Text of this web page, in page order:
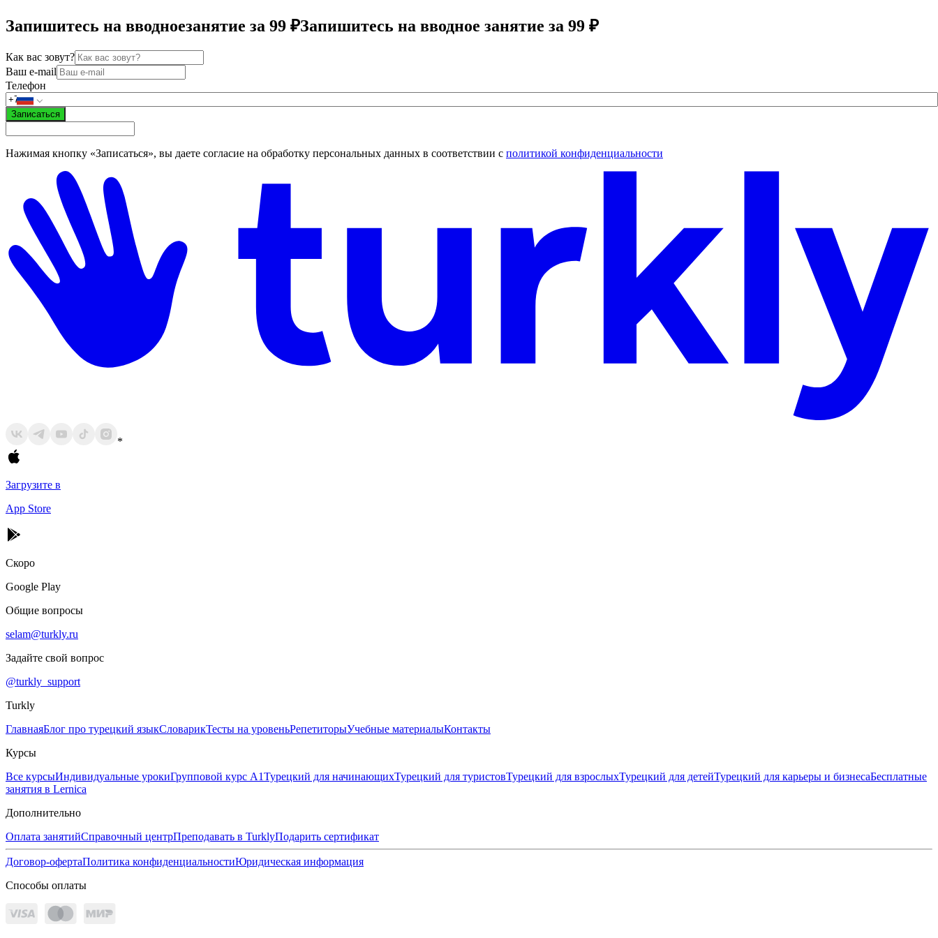
Запишитесь на вводноезанятие за 99 ₽Запишитесь на вводное занятие за 99 ₽
Как вас зовут?
Ваш e-mail
Телефон
Записаться
Нажимая кнопку «Записаться», вы даете согласие на обработку персональных данных в соответствии с политикой конфиденциальности
*
Загрузите в
App Store
Скоро
Google Play
Общие вопросы
selam@turkly.ru
Задайте свой вопрос
@turkly_support
Turkly
ГлавнаяБлог про турецкий языкСловарикТесты на уровеньРепетиторыУчебные материалыКонтакты
Курсы
Все курсыИндивидуальные урокиГрупповой курс А1Турецкий для начинающихТурецкий для туристовТурецкий для взрослыхТурецкий для детейТурецкий для карьеры и бизнесаБесплатные
занятия в Lernica
Дополнительно
Оплата занятийСправочный центрПреподавать в TurklyПодарить сертификат
Договор-офертаПолитика конфиденциальностиЮридическая информация
Способы оплаты